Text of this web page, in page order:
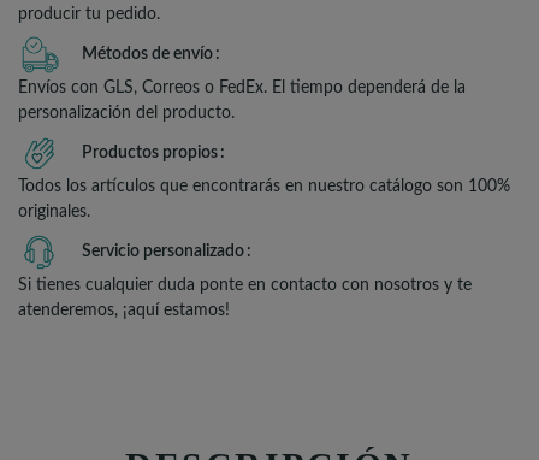
producir tu pedido.
Métodos de envío
Envíos con GLS, Correos o FedEx. El tiempo dependerá de la
personalización del producto.
Productos propios
Todos los artículos que encontrarás en nuestro catálogo son 100%
originales.
Servicio personalizado
Si tienes cualquier duda ponte en contacto con nosotros y te
atenderemos, ¡aquí estamos!